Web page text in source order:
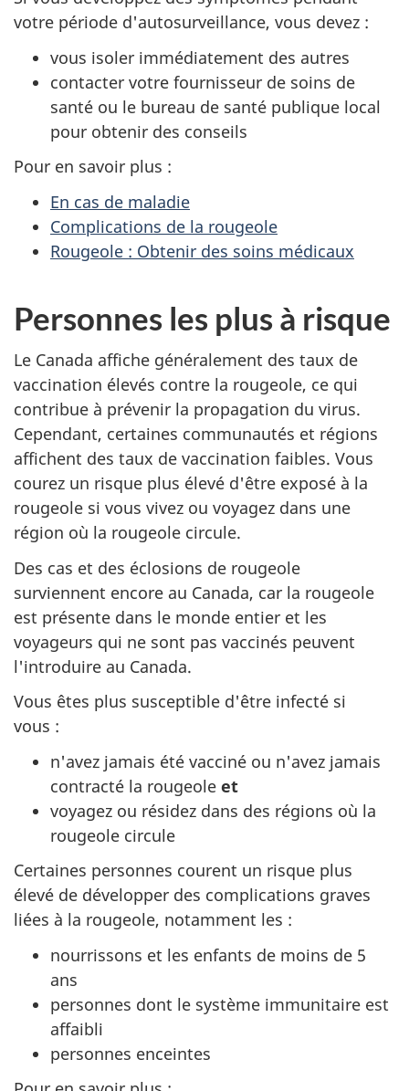
votre période d'autosurveillance, vous devez :
vous isoler immédiatement des autres
contacter votre fournisseur de soins de
santé ou le bureau de santé publique local
pour obtenir des conseils
Pour en savoir plus :
En cas de maladie
Complications de la rougeole
Rougeole : Obtenir des soins médicaux
Personnes les plus à risque
Le Canada affiche généralement des taux de
vaccination élevés contre la rougeole, ce qui
contribue à prévenir la propagation du virus.
Cependant, certaines communautés et régions
affichent des taux de vaccination faibles. Vous
courez un risque plus élevé d'être exposé à la
rougeole si vous vivez ou voyagez dans une
région où la rougeole circule.
Des cas et des éclosions de rougeole
surviennent encore au Canada, car la rougeole
est présente dans le monde entier et les
voyageurs qui ne sont pas vaccinés peuvent
l'introduire au Canada.
Vous êtes plus susceptible d'être infecté si
vous :
n'avez jamais été vacciné ou n'avez jamais
contracté la rougeole et
voyagez ou résidez dans des régions où la
rougeole circule
Certaines personnes courent un risque plus
élevé de développer des complications graves
liées à la rougeole, notamment les :
nourrissons et les enfants de moins de 5
ans
personnes dont le système immunitaire est
affaibli
personnes enceintes